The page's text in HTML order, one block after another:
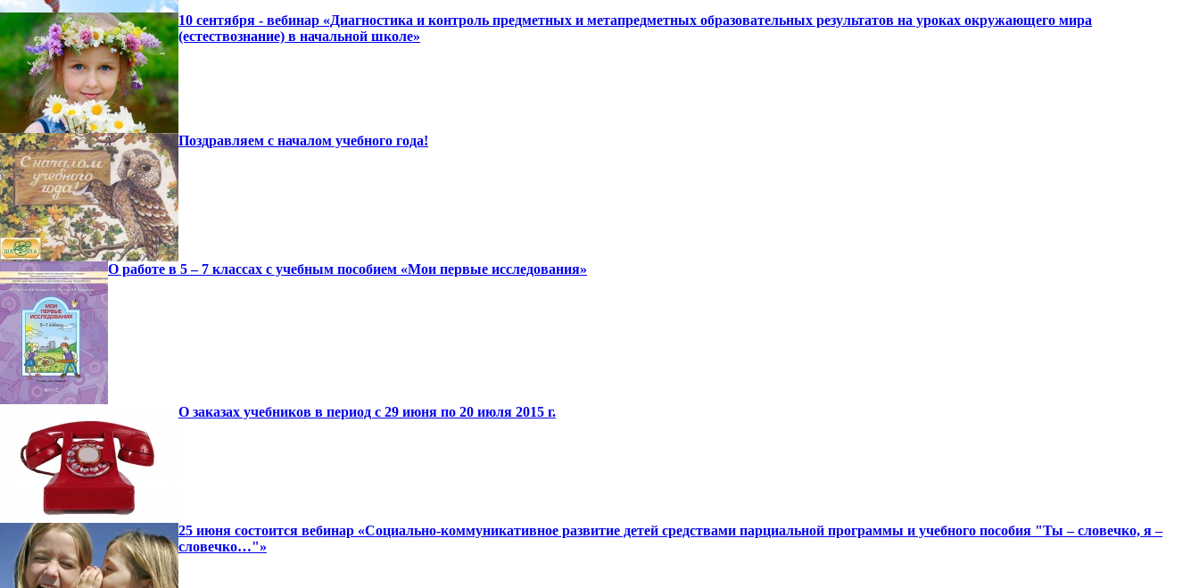
10 сентября - вебинар «Диагностика и контроль предметных и метапредметных образовательных результатов на уроках окружающего мира
(естествознание) в начальной школе»
Поздравляем с началом учебного года!
О работе в 5 – 7 классах с учебным пособием «Мои первые исследования»
О заказах учебников в период с 29 июня по 20 июля 2015 г.
25 июня состоится вебинар «Социально-коммуникативное развитие детей средствами парциальной программы и учебного пособия "Ты – словечко, я –
словечко…"»